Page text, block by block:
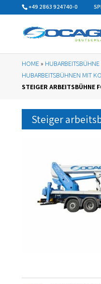
+49 2863 924740-0
HOME»
HUBARBEITSBÜHNEN MIT
STEIGER ARBEITSBÜHNE
Steiger